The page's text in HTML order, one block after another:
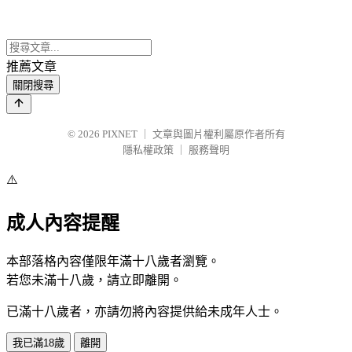
推薦文章
關閉搜尋
© 2026 PIXNET
文章與圖片權利屬原作者所有
隱私權政策
服務聲明
⚠️
成人內容提醒
本部落格內容僅限年滿十八歲者瀏覽。
若您未滿十八歲，請立即離開。
已滿十八歲者，亦請勿將內容提供給未成年人士。
我已滿18歲 離開